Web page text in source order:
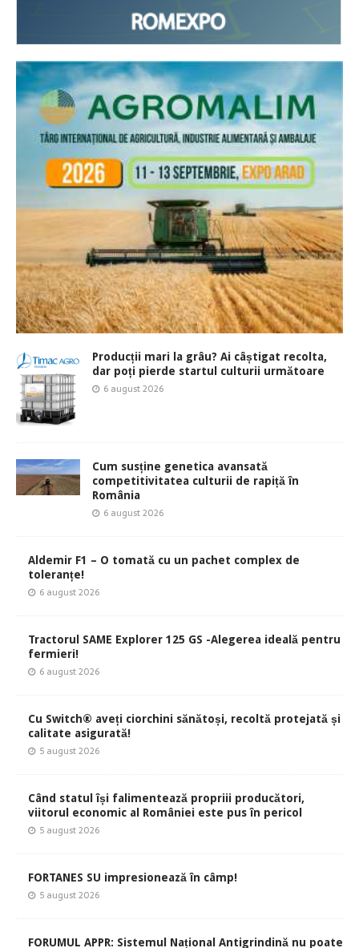
Producții mari la grâu? Ai câștigat recolta,
dar poți pierde startul culturii următoare
6 august 2026
Cum susține genetica avansată
competitivitatea culturii de rapiță în
România
6 august 2026
Aldemir F1 – O tomată cu un pachet complex de
toleranțe!
6 august 2026
Tractorul SAME Explorer 125 GS -Alegerea ideală pentru
fermieri!
6 august 2026
Cu Switch® aveți ciorchini sănătoși, recoltă protejată și
calitate asigurată!
5 august 2026
Când statul își falimentează propriii producători,
viitorul economic al României este pus în pericol
5 august 2026
FORTANES SU impresionează în câmp!
5 august 2026
FORUMUL APPR: Sistemul Național Antigrindină nu poate